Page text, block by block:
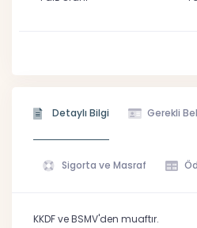
Detaylı Bilgi Gerekli
Sigorta ve Masraf
KKDF ve BSMV'den muaftır.